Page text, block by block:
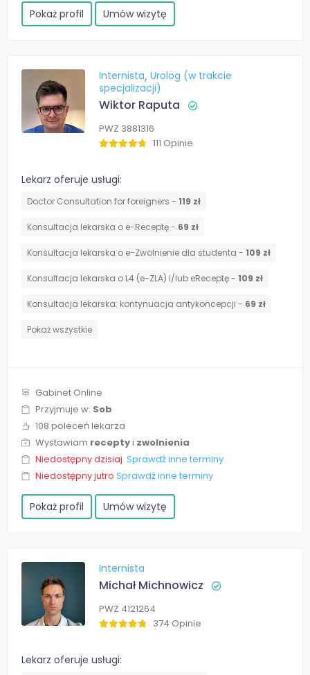
Pokaż profil Umów wizytę
Internista Urolog (w trakcie
specjalizacji)
Wiktor Raputa
PWZ 3881316
111 Opinie
Lekarz oferuje usługi:
Doctor Consultation for foreigners - 119 zł
Konsultacja lekarska o e-Receptę - 69 zł
Konsultacja lekarska o e-Zwolnienie dla studenta - 109 zł
Konsultacja lekarska o L4 (e-ZLA) i/lub eReceptę - 109 zł
⁠Konsultacja lekarska: kontynuacja antykoncepcji - 69 zł
Pokaż wszystkie
Gabinet Online
Przyjmuje w: Sob
108 poleceń lekarza
Wystawiam receptyi zwolnienia
Niedostępny dzisiaj. Sprawdź inne terminy
Niedostępny jutro Sprawdź inne terminy
Pokaż profil Umów wizytę
Internista
Michał Michnowicz
PWZ 4121264
374 Opinie
Lekarz oferuje usługi: